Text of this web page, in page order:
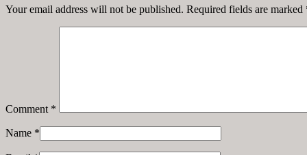
Your email address will not be published. Required fields are marked
Comment *
Name *